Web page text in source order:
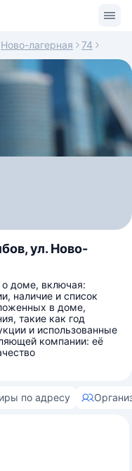
Ново-лагерная 74
ул. Ново-
доме, включая:
наличие и список
в доме,
такие как год
и использованные
компании: её
по адресу